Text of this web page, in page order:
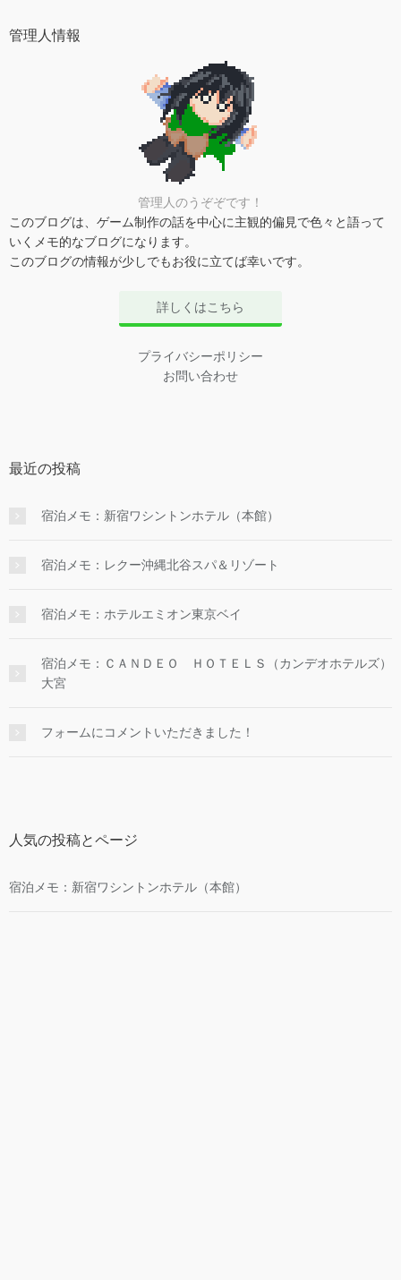
管理人情報
管理人のうぞぞです！
このブログは、ゲーム制作の話を中心に主観的偏見で色々と語って
いくメモ的なブログになります。
このブログの情報が少しでもお役に立てば幸いです。
詳しくはこちら
プライバシーポリシー
お問い合わせ
最近の投稿
宿泊メモ：新宿ワシントンホテル（本館）
宿泊メモ：レクー沖縄北谷スパ＆リゾート
宿泊メモ：ホテルエミオン東京ベイ
宿泊メモ：ＣＡＮＤＥＯ ＨＯＴＥＬＳ（カンデオホテルズ）
大宮
フォームにコメントいただきました！
人気の投稿とページ
宿泊メモ：新宿ワシントンホテル（本館）